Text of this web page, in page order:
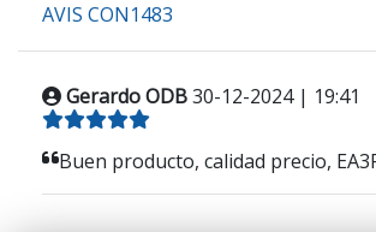
AVIS CON1483
Gerardo ODB30-12-2024 | 19:41
Buen producto, calidad precio,